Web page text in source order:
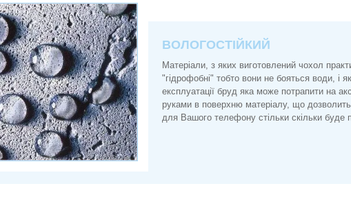
ВОЛОГОСТІЙКИЙ
Матеріали, з яких виготовлений чохол
"гідрофобні" тобто вони не бояться води, і
експлуатації бруд яка може потрапити на
руками в поверхню матеріалу, що
для Вашого телефону стільки скільки буде